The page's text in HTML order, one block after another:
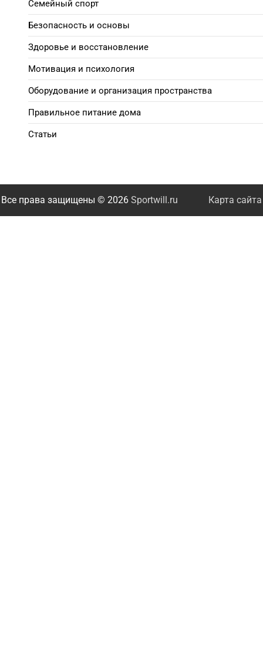
Семейный спорт
Безопасность и основы
Здоровье и восстановление
Мотивация и психология
Оборудование и организация пространства
Правильное питание дома
Статьи
Все права защищены © 2026 Sportwill.ru Карта сайта